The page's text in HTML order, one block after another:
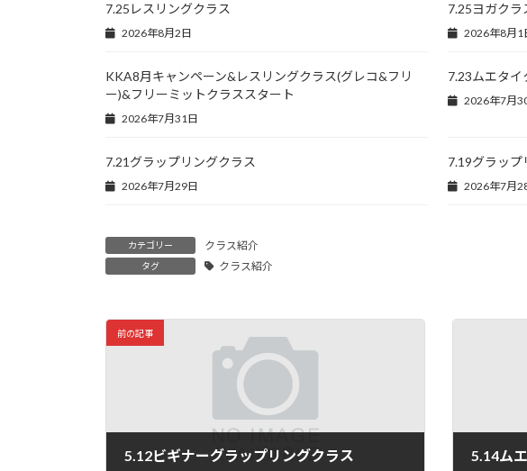
7.25レスリングクラス
2026年8月2日
7.25ヨガクラ
2026年8月1
KKA8月キャンペーン&レスリングクラス(グレコ&フリ
ー)&フリーミットクラススタート
2026年7月31日
7.23ムエタイ
2026年7月
7.21グラップリングクラス
2026年7月29日
7.19グラップ
2026年7月
カテゴリー クラス紹介
タグ クラス紹介
前の記事
5.12ビギナーグラップリングクラス 5.14ム